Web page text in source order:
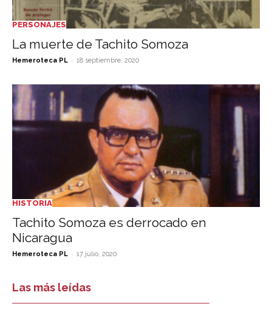
PERSONAJES
La muerte de Tachito Somoza
Hemeroteca PL - 18 septiembre, 2020
HISTORIA
Tachito Somoza es derrocado en
Nicaragua
Hemeroteca PL - 17 julio, 2020
Las más leídas